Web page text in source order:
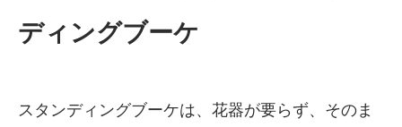
ディングブーケ
スタンディングブーケは、花器が要らず、そのま